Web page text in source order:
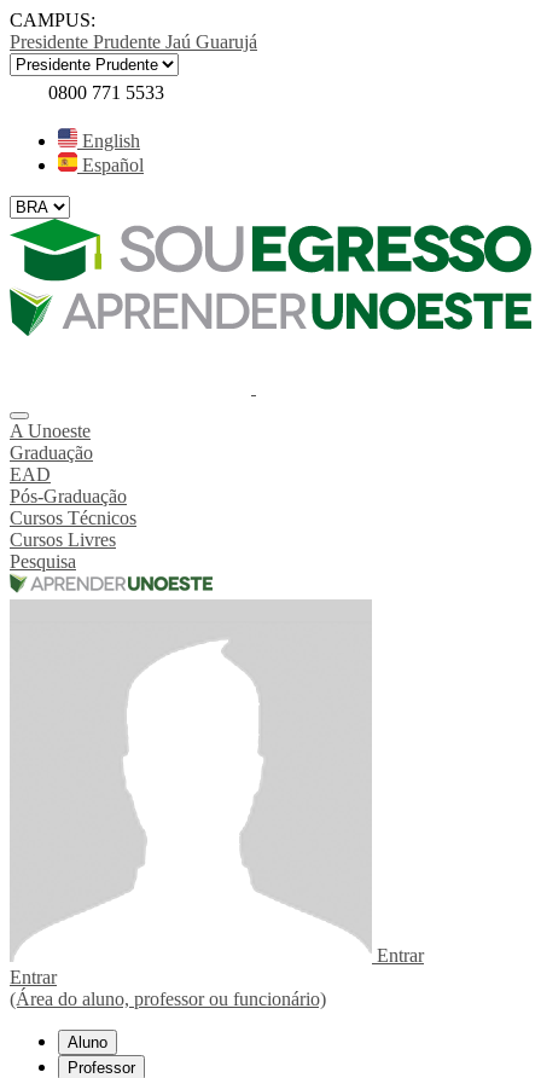
CAMPUS:
Presidente Prudente Jaú Guarujá
0800 771 5533
English
Español
A Unoeste
Graduação
EAD
Pós-Graduação
Cursos Técnicos
Cursos Livres
Pesquisa
Entrar
Entrar
(Área do aluno, professor ou funcionário)
Aluno
Professor